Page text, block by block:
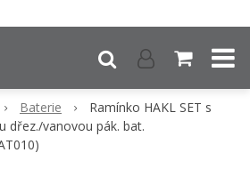
Baterie
Ramínko HAKL SET s
dřez./vanovou pák. bat.